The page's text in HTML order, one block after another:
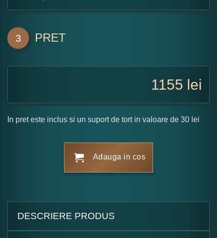
3 PRET
1155 lei
In pret este inclus si un suport de tort in valoare de 30 lei
Adauga in cos
DESCRIERE PRODUS